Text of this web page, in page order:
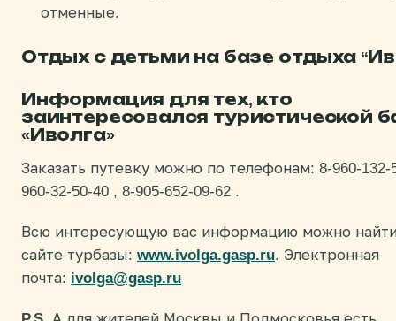
отменные.
Отдых с детьми на базе отдыха
Информация для тех, кто
заинтересовался туристической
«Иволга»
Заказать путевку можно по телефонам: 8-960-132-
960-32-50-40 , 8-905-652-09-62 .
Всю интересующую вас информацию можно
сайте турбазы: www.ivolga.gasp.ru . Электронная
почта: ivolga@gasp.ru